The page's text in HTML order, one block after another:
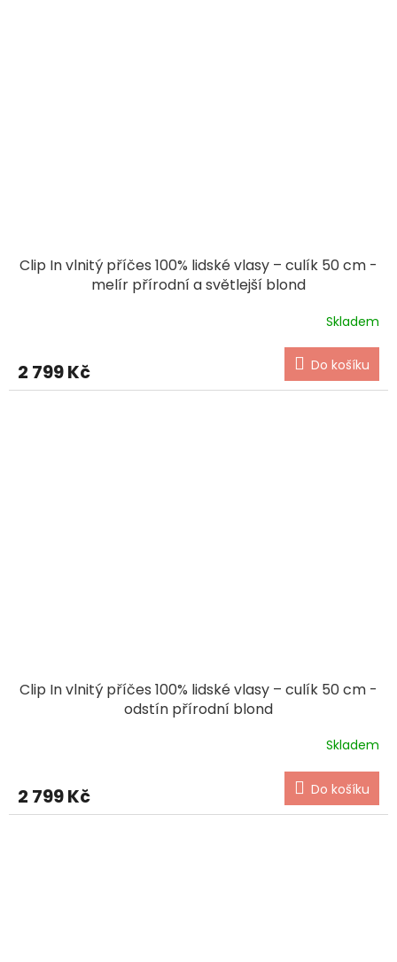
Clip In vlnitý příčes 100% lidské vlasy – culík 50 cm -
melír přírodní a světlejší blond
Skladem
2 799 Kč Do košíku
Clip In vlnitý příčes 100% lidské vlasy – culík 50 cm -
odstín přírodní blond
Skladem
2 799 Kč Do košíku